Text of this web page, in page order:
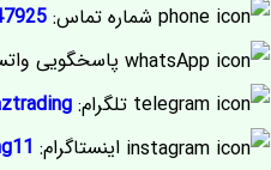
شماره تماس:
پاسخگویی
تلگرام:
اینستاگرام: